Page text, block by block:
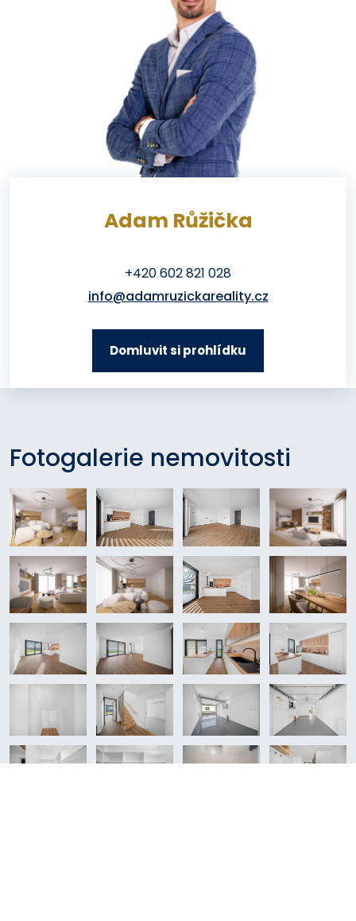
Adam Růžička
+420 602 821 028
info@adamruzickareality.cz
Domluvit si prohlídku
Fotogalerie nemovitosti